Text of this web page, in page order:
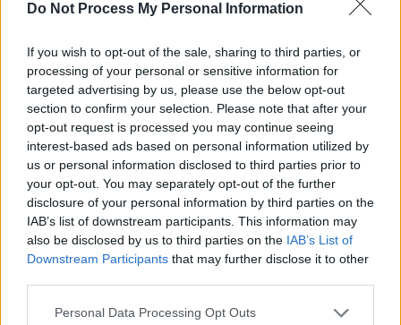
Do Not Process My Personal Information
If you wish to opt-out of the sale, sharing to third parties, or
processing of your personal or sensitive information for
targeted advertising by us, please use the below opt-out
section to confirm your selection. Please note that after your
opt-out request is processed you may continue seeing
interest-based ads based on personal information utilized by
us or personal information disclosed to third parties prior to
your opt-out. You may separately opt-out of the further
disclosure of your personal information by third parties on the
IAB’s list of downstream participants. This information may
also be disclosed by us to third parties on the IAB’s List of
Downstream Participants that may further disclose it to other
Personal Data Processing Opt Outs
ad
Doamnă Dana Budeanu și domnule Cristian Terheș, vă
respect pentru poziția pe care o aveți, vă susțin și îmi cer
scuze pentru jignirile pe care a trebuit să le suportați, în
public, de la fiica mea.